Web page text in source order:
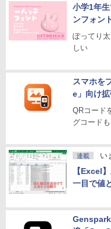
小学1年
ンフォン
ぽってり
しい
スマホを
e」向け
QRコード
グコード
連載 い
【Excel
一目で値
Genspark